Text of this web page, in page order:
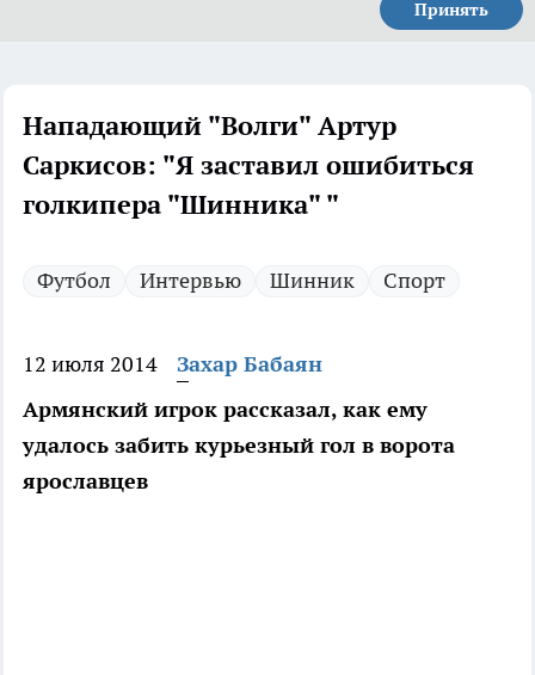
Принять
Нападающий "Волги" Артур
Саркисов: "Я заставил ошибиться
голкипера "Шинника" "
Футбол Интервью Шинник Спорт
12 июля 2014
Захар Бабаян
Армянский игрок рассказал, как ему
удалось забить курьезный гол в ворота
ярославцев